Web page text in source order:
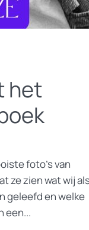
het
foto’s van
ze zien wat wij
geleefd en welke
een...